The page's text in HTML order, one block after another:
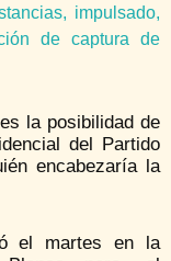
impulsado,
de captura de
la posibilidad de
del Partido
encabezaría la
el martes en la